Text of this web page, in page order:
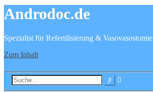
Androdoc.de
Spezialist für Refertilisierung & Vasovasostomie
Zum Inhalt
Suche